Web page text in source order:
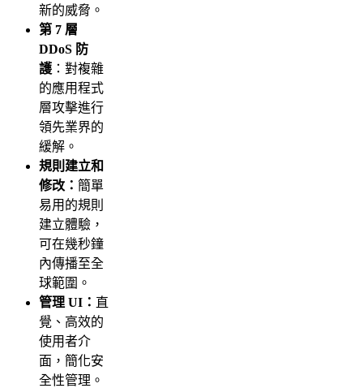
新的威脅。
第 7 層
DDoS 防
護 ：對複雜
的應用程式
層攻擊進行
領先業界的
緩解。
規則建立和
修改： 簡單
易用的規則
建立體驗，
可在幾秒鐘
內傳播至全
球範圍。
管理 UI： 直
覺、高效的
使用者介
面，簡化安
全性管理。